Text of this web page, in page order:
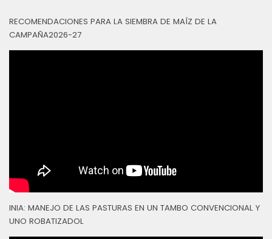
RECOMENDACIONES PARA LA SIEMBRA DE MAÍZ DE LA
CAMPAÑA2026-27
INIA: MANEJO DE LAS PASTURAS EN UN TAMBO CONVENCIONAL Y
UNO ROBATIZADOL